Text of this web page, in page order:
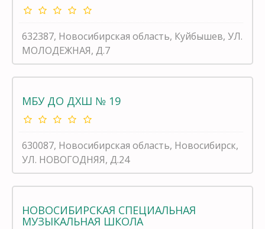
632387, Новосибирская область, Куйбышев, УЛ.
МОЛОДЕЖНАЯ, Д.7
МБУ ДО ДХШ № 19
630087, Новосибирская область, Новосибирск,
УЛ. НОВОГОДНЯЯ, Д.24
НОВОСИБИРСКАЯ СПЕЦИАЛЬНАЯ
МУЗЫКАЛЬНАЯ ШКОЛА